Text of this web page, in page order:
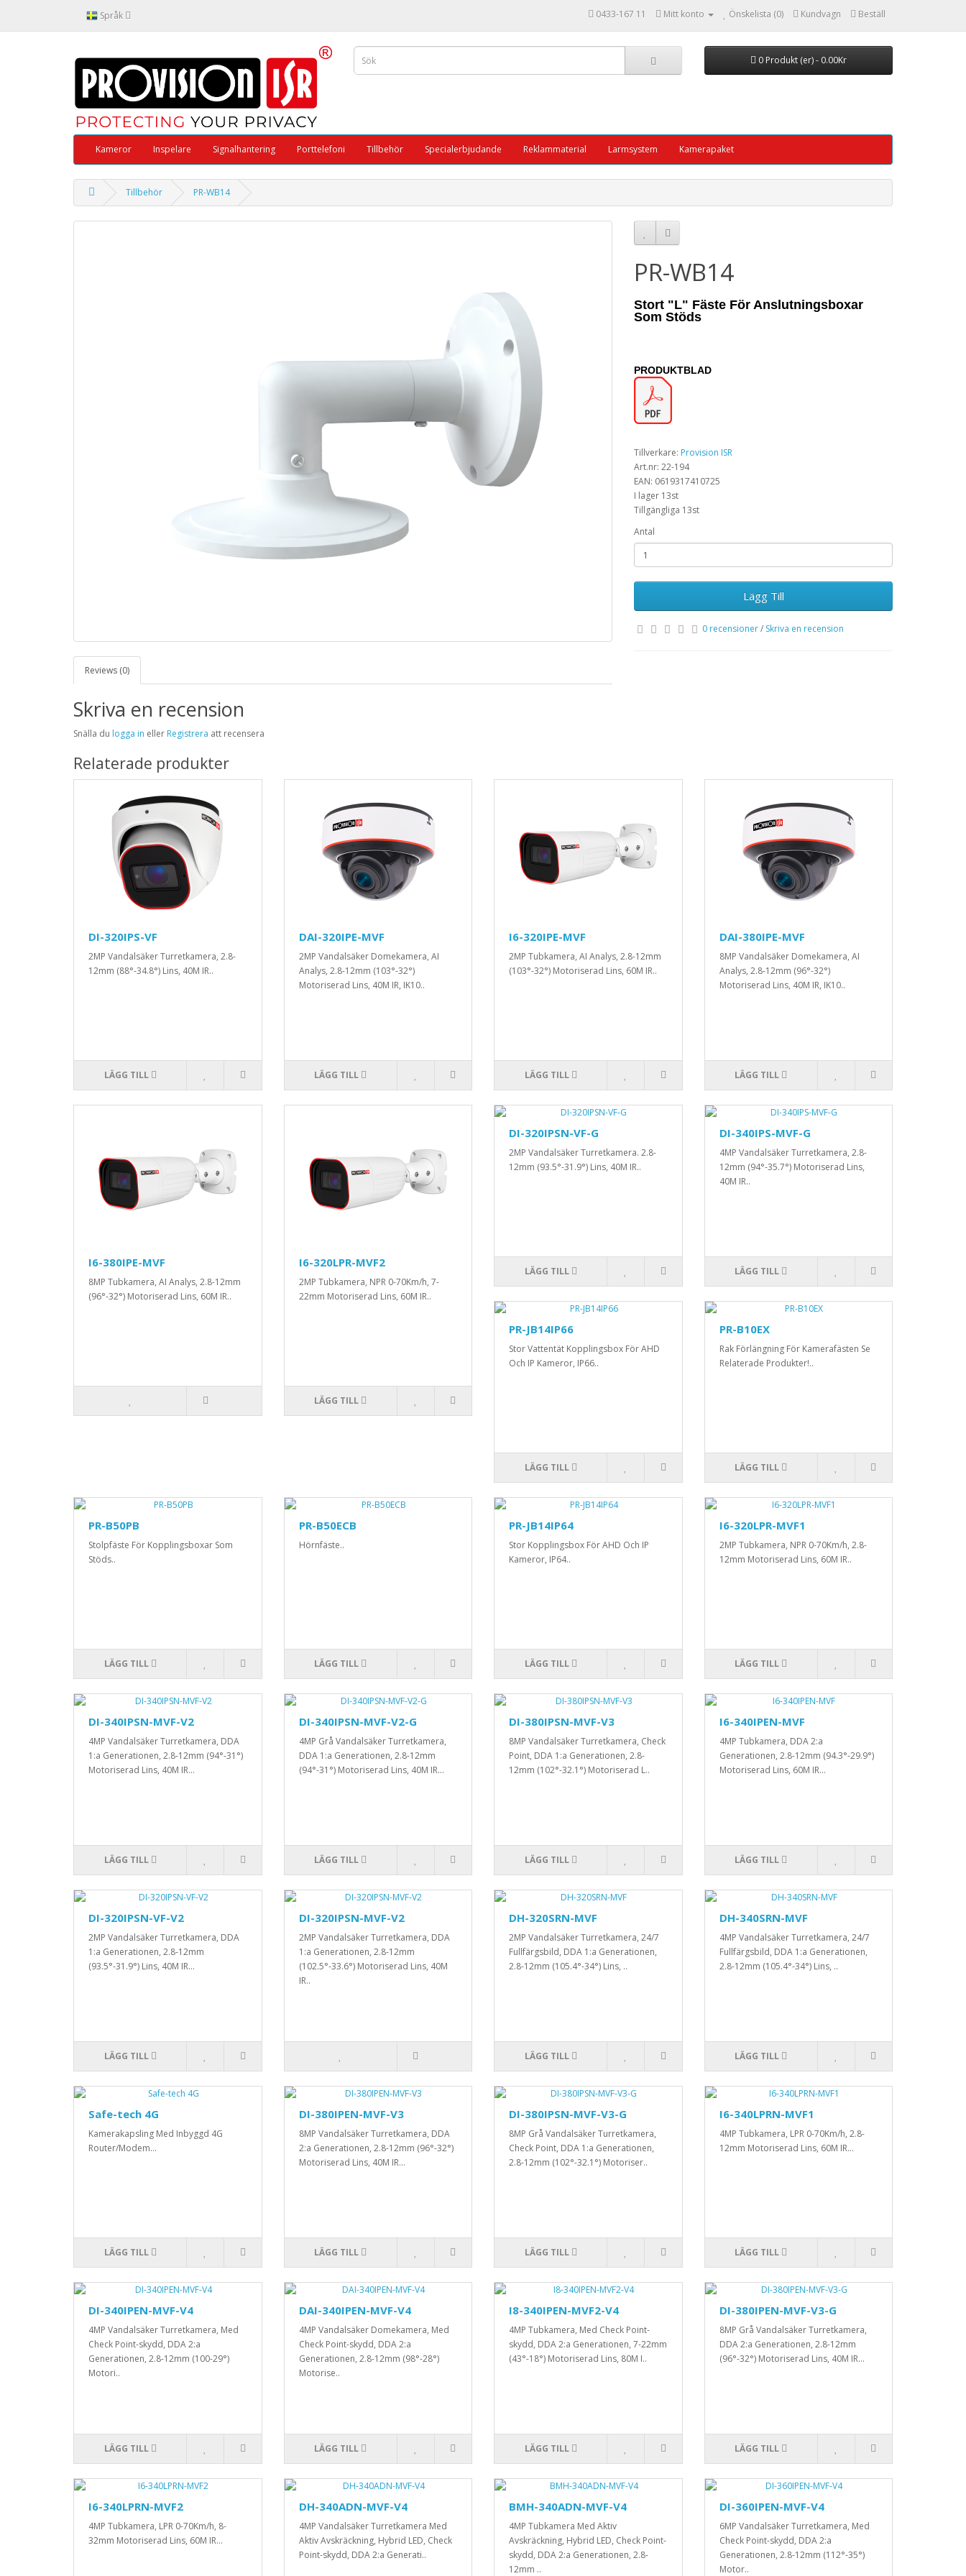
Språk 0433-167 11 Mitt konto Önskelista (0) Kundvagn Beställ
0 Produkt (er) - 0.00Kr
Kameror Inspelare Signalhantering Porttelefoni Tillbehör Specialerbjudande Reklammaterial Larmsystem Kamerapaket
Tillbehör PR-WB14
Reviews (0)
Skriva en recension
Snälla du logga in eller Registrera att recensera
PR-WB14
Stort "L" Fäste För Anslutningsboxar
Som Stöds
PRODUKTBLAD
Tillverkare: Provision ISR
Art.nr: 22-194
EAN: 0619317410725
I lager 13st
Tillgängliga 13st
Antal
Lägg Till
0 recensioner/ Skriva en recension
Relaterade produkter
DI-320IPS-VF
2MP Vandalsäker Turretkamera, 2.8-
12mm (88°-34.8°) Lins, 40M IR..
LÄGG TILL
DAI-320IPE-MVF
2MP Vandalsäker Domekamera, AI
Analys, 2.8-12mm (103°-32°)
Motoriserad Lins, 40M IR, IK10..
LÄGG TILL
I6-320IPE-MVF
2MP Tubkamera, AI Analys, 2.8-12mm
(103°-32°) Motoriserad Lins, 60M IR..
LÄGG TILL
DAI-380IPE-MVF
8MP Vandalsäker Domekamera, AI
Analys, 2.8-12mm (96°-32°)
Motoriserad Lins, 40M IR, IK10..
LÄGG TILL
I6-380IPE-MVF
8MP Tubkamera, AI Analys, 2.8-12mm
(96°-32°) Motoriserad Lins, 60M IR..
I6-320LPR-MVF2
2MP Tubkamera, NPR 0-70Km/h, 7-
22mm Motoriserad Lins, 60M IR..
LÄGG TILL
DI-320IPSN-VF-G
2MP Vandalsäker Turretkamera. 2.8-
12mm (93.5°-31.9°) Lins, 40M IR..
LÄGG TILL
DI-340IPS-MVF-G
4MP Vandalsäker Turretkamera, 2.8-
12mm (94°-35.7°) Motoriserad Lins,
40M IR..
LÄGG TILL
PR-JB14IP66
Stor Vattentät Kopplingsbox För AHD
Och IP Kameror, IP66..
LÄGG TILL
PR-B10EX
Rak Förlängning För Kamerafästen Se
Relaterade Produkter!..
LÄGG TILL
PR-B50PB
Stolpfäste För Kopplingsboxar Som
Stöds..
LÄGG TILL
PR-B50ECB
Hörnfäste..
LÄGG TILL
PR-JB14IP64
Stor Kopplingsbox För AHD Och IP
Kameror, IP64..
LÄGG TILL
I6-320LPR-MVF1
2MP Tubkamera, NPR 0-70Km/h, 2.8-
12mm Motoriserad Lins, 60M IR..
LÄGG TILL
DI-340IPSN-MVF-V2
4MP Vandalsäker Turretkamera, DDA
1:a Generationen, 2.8-12mm (94°-31°)
Motoriserad Lins, 40M IR...
LÄGG TILL
DI-340IPSN-MVF-V2-G
4MP Grå Vandalsäker Turretkamera,
DDA 1:a Generationen, 2.8-12mm
(94°-31°) Motoriserad Lins, 40M IR...
LÄGG TILL
DI-380IPSN-MVF-V3
8MP Vandalsäker Turretkamera, Check
Point, DDA 1:a Generationen, 2.8-
12mm (102°-32.1°) Motoriserad L..
LÄGG TILL
I6-340IPEN-MVF
4MP Tubkamera, DDA 2:a
Generationen, 2.8-12mm (94.3°-29.9°)
Motoriserad Lins, 60M IR...
LÄGG TILL
DI-320IPSN-VF-V2
2MP Vandalsäker Turretkamera, DDA
1:a Generationen, 2.8-12mm
(93.5°-31.9°) Lins, 40M IR...
LÄGG TILL
DI-320IPSN-MVF-V2
2MP Vandalsäker Turretkamera, DDA
1:a Generationen, 2.8-12mm
(102.5°-33.6°) Motoriserad Lins, 40M
IR..
DH-320SRN-MVF
2MP Vandalsäker Turretkamera, 24/7
Fullfärgsbild, DDA 1:a Generationen,
2.8-12mm (105.4°-34°) Lins, ..
LÄGG TILL
DH-340SRN-MVF
4MP Vandalsäker Turretkamera, 24/7
Fullfärgsbild, DDA 1:a Generationen,
2.8-12mm (105.4°-34°) Lins, ..
LÄGG TILL
Safe-tech 4G
Kamerakapsling Med Inbyggd 4G
Router/Modem...
LÄGG TILL
DI-380IPEN-MVF-V3
8MP Vandalsäker Turretkamera, DDA
2:a Generationen, 2.8-12mm (96°-32°)
Motoriserad Lins, 40M IR...
LÄGG TILL
DI-380IPSN-MVF-V3-G
8MP Grå Vandalsäker Turretkamera,
Check Point, DDA 1:a Generationen,
2.8-12mm (102°-32.1°) Motoriser..
LÄGG TILL
I6-340LPRN-MVF1
4MP Tubkamera, LPR 0-70Km/h, 2.8-
12mm Motoriserad Lins, 60M IR...
LÄGG TILL
DI-340IPEN-MVF-V4
4MP Vandalsäker Turretkamera, Med
Check Point-skydd, DDA 2:a
Generationen, 2.8-12mm (100-29°)
Motori..
LÄGG TILL
DAI-340IPEN-MVF-V4
4MP Vandalsäker Domekamera, Med
Check Point-skydd, DDA 2:a
Generationen, 2.8-12mm (98°-28°)
Motorise..
LÄGG TILL
I8-340IPEN-MVF2-V4
4MP Tubkamera, Med Check Point-
skydd, DDA 2:a Generationen, 7-22mm
(43°-18°) Motoriserad Lins, 80M I..
LÄGG TILL
DI-380IPEN-MVF-V3-G
8MP Grå Vandalsäker Turretkamera,
DDA 2:a Generationen, 2.8-12mm
(96°-32°) Motoriserad Lins, 40M IR...
LÄGG TILL
I6-340LPRN-MVF2
4MP Tubkamera, LPR 0-70Km/h, 8-
32mm Motoriserad Lins, 60M IR...
DH-340ADN-MVF-V4
4MP Vandalsäker Turretkamera Med
Aktiv Avskräckning, Hybrid LED, Check
Point-skydd, DDA 2:a Generati..
BMH-340ADN-MVF-V4
4MP Tubkamera Med Aktiv
Avskräckning, Hybrid LED, Check Point-
skydd, DDA 2:a Generationen, 2.8-
12mm ..
DI-360IPEN-MVF-V4
6MP Vandalsäker Turretkamera, Med
Check Point-skydd, DDA 2:a
Generationen, 2.8-12mm (112°-35°)
Motor..